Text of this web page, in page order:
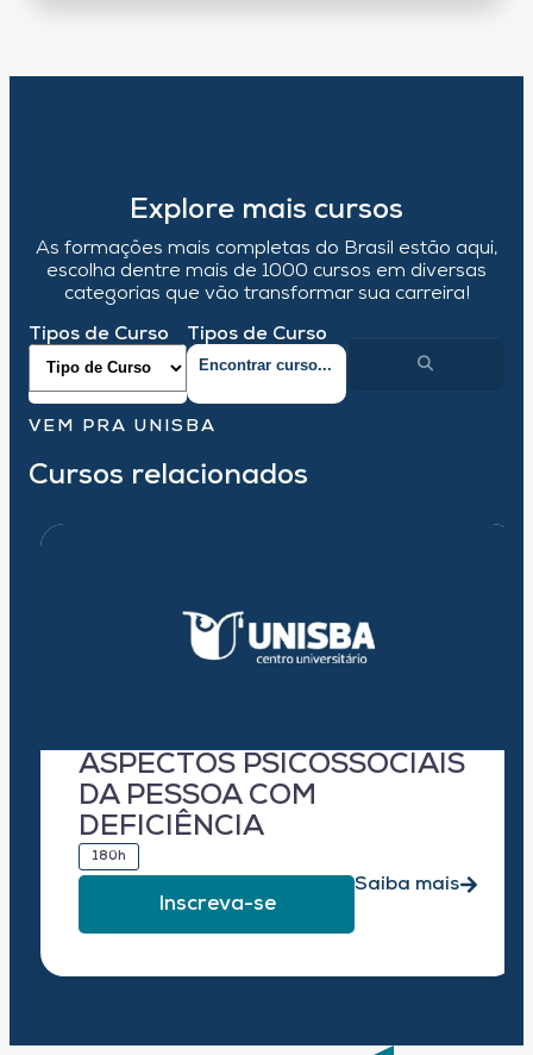
Explore mais cursos
As formações mais completas do Brasil estão aqui,
escolha dentre mais de 1000 cursos em diversas
categorias que vão transformar sua carreira!
Tipos de Curso Tipos de Curso
VEM PRA UNISBA
Cursos relacionados
ASPECTOS PSICOSSOCIAIS
DA PESSOA COM
DEFICIÊNCIA
180h
Inscreva-se
Saiba mais